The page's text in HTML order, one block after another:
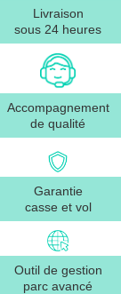
Livraison
sous 24 heures
Accompagnement
de qualité
Garantie
casse et vol
Outil de gestion
parc avancé